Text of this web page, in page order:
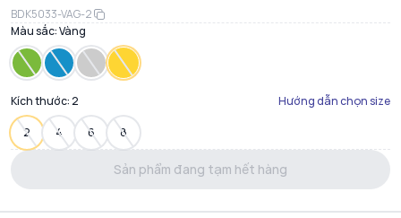
BDK5033-VAG-2
Màu sắc:Vàng
Kích thước:2 Hướng dẫn chọn size
2 4 6 8
Sản phẩm đang tạm hết hàng